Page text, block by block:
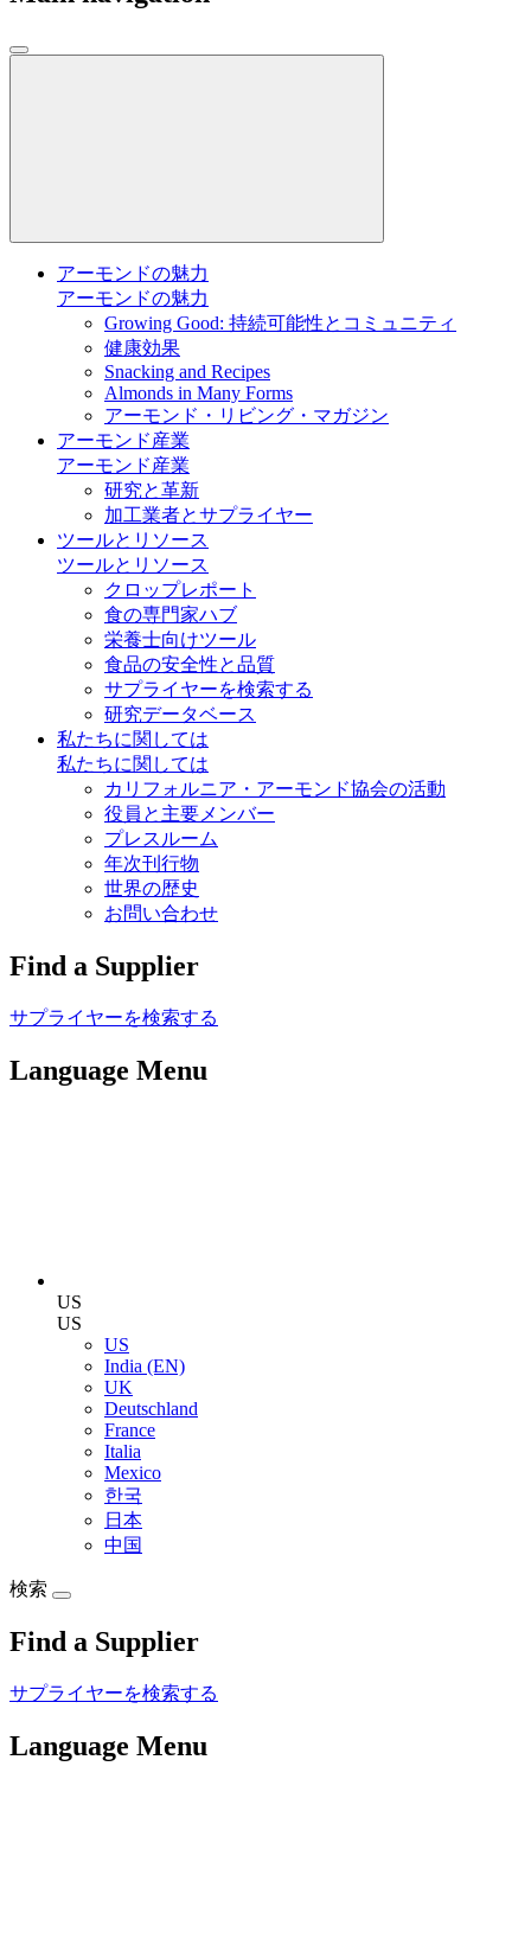
アーモンドの魅力
アーモンドの魅力
Growing Good: 持続可能性とコミュニティ
健康効果
Snacking and Recipes
Almonds in Many Forms
アーモンド・リビング・マガジン
アーモンド産業
アーモンド産業
研究と革新
加工業者とサプライヤー
ツールとリソース
ツールとリソース
クロップレポート
食の専門家ハブ
栄養士向けツール
食品の安全性と品質
サプライヤーを検索する
研究データベース
私たちに関しては
私たちに関しては
カリフォルニア・アーモンド協会の活動
役員と主要メンバー
プレスルーム
年次刊行物
世界の歴史
お問い合わせ
Find a Supplier
サプライヤーを検索する
Language Menu
US
US
US
India (EN)
UK
Deutschland
France
Italia
Mexico
한국
日本
中国
検索
Find a Supplier
サプライヤーを検索する
Language Menu